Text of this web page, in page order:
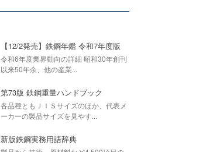
【12/2発売】鉄鋼年鑑 令和7年度版
令和6年度業界動向の詳細 昭和30年創刊
以来50年余、他の産業...
第73版 鉄鋼重量ハンドブック
各品種ともＪＩＳサイズのほか、代表メ
ーカーの製品サイズを見やす...
新版鉄鋼実務用語辞典